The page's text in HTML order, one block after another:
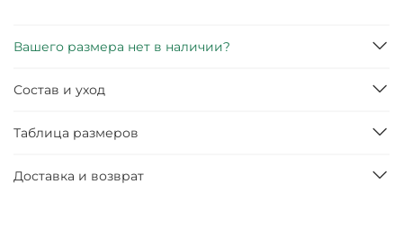
Вашего размера нет в наличии?
Состав и уход
Таблица размеров
Доставка и возврат